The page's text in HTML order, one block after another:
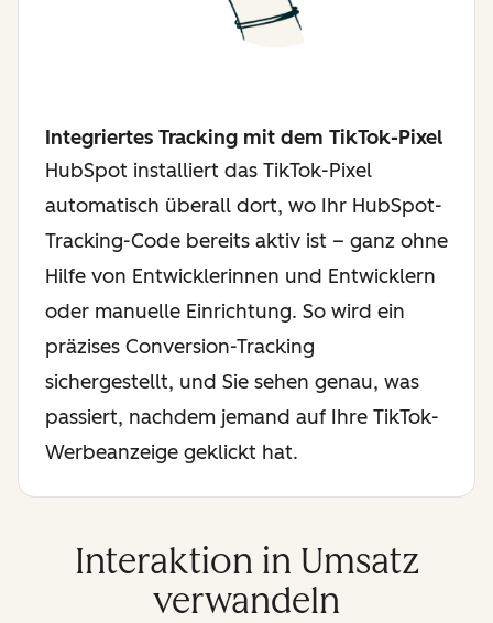
Integriertes Tracking mit dem TikTok-Pixel
HubSpot installiert das TikTok-Pixel
automatisch überall dort, wo Ihr HubSpot-
Tracking-Code bereits aktiv ist – ganz ohne
Hilfe von Entwicklerinnen und Entwicklern
oder manuelle Einrichtung. So wird ein
präzises Conversion-Tracking
sichergestellt, und Sie sehen genau, was
passiert, nachdem jemand auf Ihre TikTok-
Werbeanzeige geklickt hat.
Interaktion in Umsatz
verwandeln